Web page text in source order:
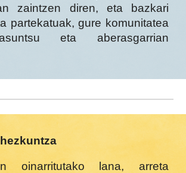
zaintzen diren, eta bazkari
partekatuak, gure komunitatea
eta aberasgarrian
oinarritutako lana, arreta